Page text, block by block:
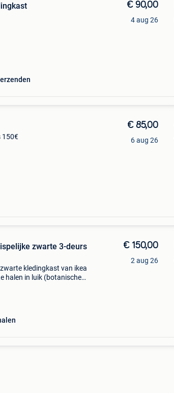
€ 90,00
4 aug 26
150€
€ 85,00
6 aug 26
zwarte 3-deurs
kledingkast van ikea
halen in luik (botanische
€ 150,00
2 aug 26